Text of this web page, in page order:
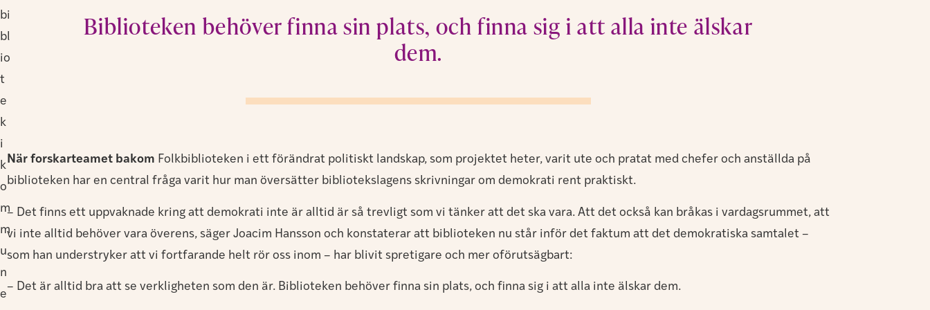
bi
bl
io
t
e
k
i
k
o
m
m
u
n
e
Biblioteken behöver finna sin plats, och finna sig i att alla inte älskar
dem.
När forskarteamet bakom Folkbiblioteken i ett förändrat politiskt landskap, som projektet heter, varit ute och pratat med chefer och anställda på
biblioteken har en central fråga varit hur man översätter bibliotekslagens skrivningar om demokrati rent praktiskt.
– Det finns ett uppvaknade kring att demokrati inte är alltid är så trevligt som vi tänker att det ska vara. Att det också kan bråkas i vardagsrummet, att
vi inte alltid behöver vara överens, säger Joacim Hansson och konstaterar att biblioteken nu står inför det faktum att det demokratiska samtalet –
som han understryker att vi fortfarande helt rör oss inom – har blivit spretigare och mer oförutsägbart:
– Det är alltid bra att se verkligheten som den är. Biblioteken behöver finna sin plats, och finna sig i att alla inte älskar dem.